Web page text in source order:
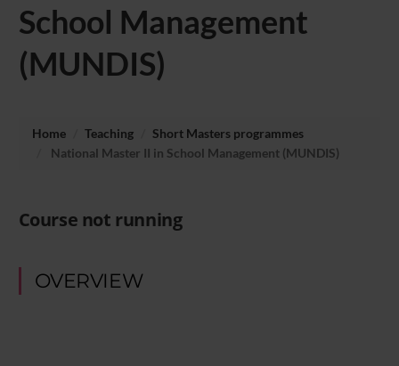
School Management
(MUNDIS)
Home Teaching
Short Masters programmes
National Master II in School Management (MUNDIS)
Course not running
OVERVIEW